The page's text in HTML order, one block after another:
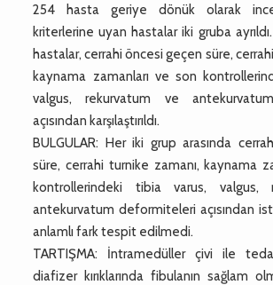
254 hasta geriye dönük olarak
kriterlerine uyan hastalar iki gruba
hastalar, cerrahi öncesi geçen süre,
kaynama zamanları ve son
valgus, rekurvatum ve
açısından karşılaştırıldı.
BULGULAR: Her iki grup arasında
süre, cerrahi turnike zamanı, kaynama
kontrollerindeki tibia varus, valgus,
antekurvatum deformiteleri açısından
anlamlı fark tespit edilmedi.
TARTIŞMA: İntramedüller çivi ile
diafizer kırıklarında fibulanın sağlam